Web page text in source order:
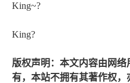
King~?
King?
版权声明：本文内容由网
有，本站不拥有其著作权